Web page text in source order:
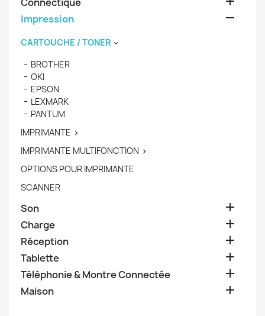
Impression 
CARTOUCHE / TONER 
BROTHER
OKI
EPSON
LEXMARK
PANTUM
IMPRIMANTE 
IMPRIMANTE MULTIFONCTION 
OPTIONS POUR IMPRIMANTE
SCANNER
Son 
Charge 
Réception 
Tablette 
Téléphonie & Montre Connectée 
Maison 